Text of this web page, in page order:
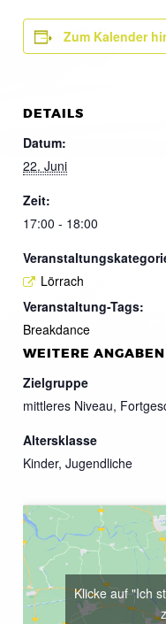
Zum Kalender
DETAILS
Datum:
22. Juni
Zeit:
17:00 - 18:00
Lörrach
Veranstaltung-Tags:
Breakdance
WEITERE ANGABEN
Zielgruppe
mittleres Niveau,
Altersklasse
Kinder, Jugendliche
Klicke auf "Ich